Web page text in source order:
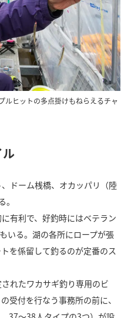
ルヒットの多点掛けもねらえるチャ
ドーム桟橋、オカッパリ（陸
有利で、好釣時にはベテラン
いる。湖の各所にロープが張
を係留して釣るのが定番のス
れたワカサギ釣り専用のビ
受付を行なう事務所の前に、